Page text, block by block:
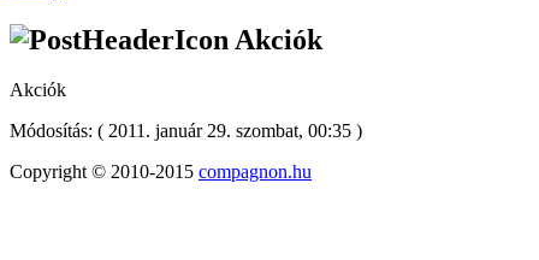
Akciók
Akciók
Módosítás: ( 2011. január 29. szombat, 00:35 )
Copyright © 2010-2015 compagnon.hu